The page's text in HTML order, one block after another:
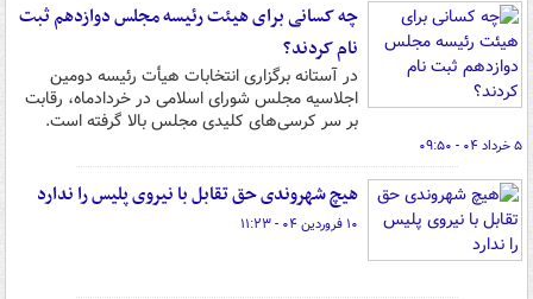
چه کسانی برای هیئت رئیسه مجلس دوازدهم ثبت
نام کردند؟
در آستانه برگزاری انتخابات هیأت رئیسه دومین
اجلاسیه مجلس شورای اسلامی در خردادماه، رقابت
بر سر کرسی‌های کلیدی مجلس بالا گرفته است.
۵ خرداد ۰۴ - ۰۹:۵۰
هیچ شهروندی حق تقابل با نیروی پلیس را ندارد
۱۰ فروردین ۰۴ - ۱۱:۲۳